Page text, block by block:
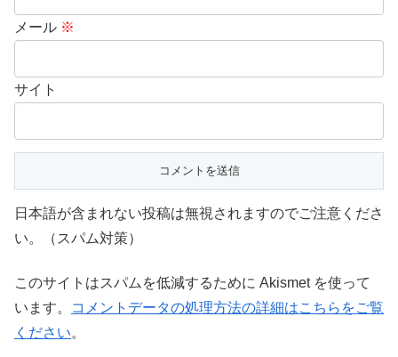
メール ※
サイト
日本語が含まれない投稿は無視されますのでご注意くださ
い。（スパム対策）
このサイトはスパムを低減するために Akismet を使って
います。
コメントデータの処理方法の詳細はこちらをご覧
ください。